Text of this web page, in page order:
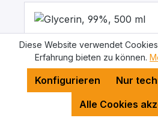
Diese Website verwendet
Erfahrung bieten zu können.
Nur
Konfigurieren
Alle Cookies